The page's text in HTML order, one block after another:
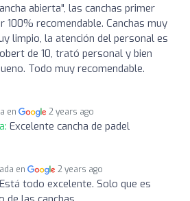
abierta", las canchas primer
100% recomendable. Canchas muy
limpio, la atención del personal es
de 10, trató personal y bien
Todo muy recomendable.
en 2 years ago
Excelente cancha de padel
en 2 years ago
Está todo excelente. Solo que es